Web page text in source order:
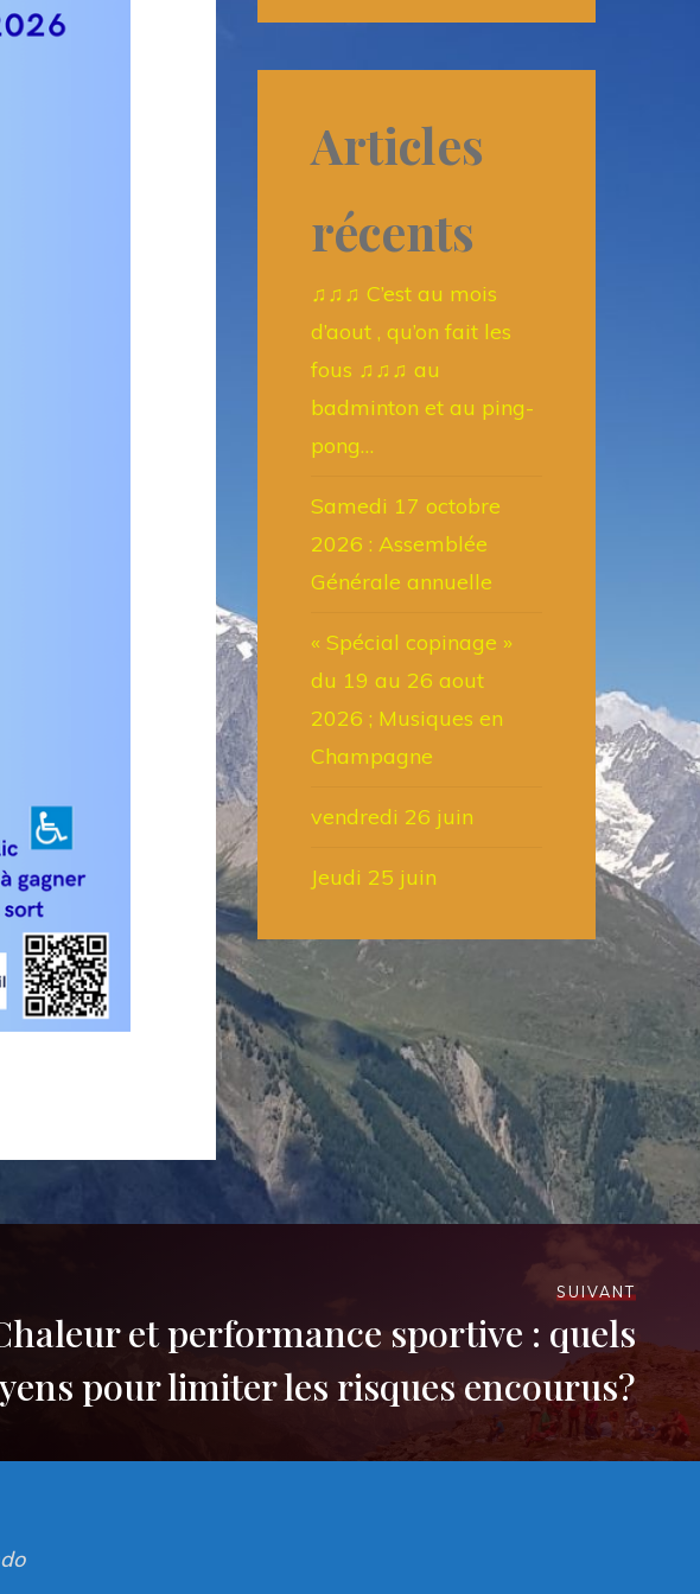
Articles
récents
♫♫♫ C’est au mois
d’aout , qu’on fait les
fous ♫♫♫ au
badminton et au ping-
pong…
Samedi 17 octobre
2026 : Assemblée
Générale annuelle
« Spécial copinage »
du 19 au 26 aout
2026 ; Musiques en
Champagne
vendredi 26 juin
Jeudi 25 juin
SUIVANT
et performance sportive : quels
pour limiter les risques encourus?